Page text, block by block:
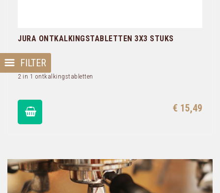
FILTER
JURA ONTKALKINGSTABLETTEN 3X3 STUKS
2 in 1 ontkalkingstabletten
€ 15,49